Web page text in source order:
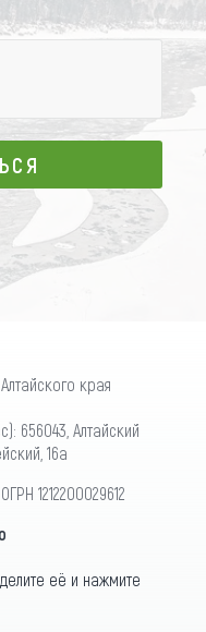
края
656043, Алтайский
16а
1212200029612
её и нажмите